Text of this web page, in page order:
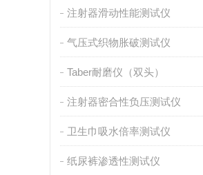
注射器滑动性能测试仪
气压式织物胀破测试仪
Taber耐磨仪（双头）
注射器密合性负压测试仪
卫生巾吸水倍率测试仪
纸尿裤渗透性测试仪